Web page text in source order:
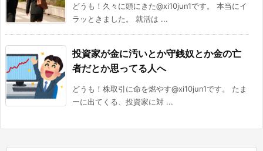
どうも！久々に頭にきた@xi10jun1です。 本当にイ
ラッときました。 就活は ...
投資家が金に汚いとか守銭奴とか金の亡
者だとか思ってる人へ
どうも！株取引に命を燃やす@xi10jun1です。 たま
ーに出てくる、投資家に対 ...